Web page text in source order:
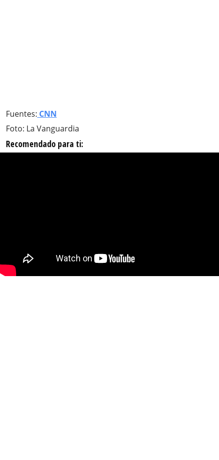
Fuentes: CNN
Foto: La Vanguardia
Recomendado para ti: